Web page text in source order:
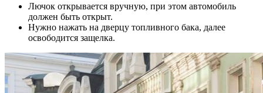
Лючок открывается вручную, при этом автомобиль
должен быть открыт.
Нужно нажать на дверцу топливного бака, далее
освободится защелка.